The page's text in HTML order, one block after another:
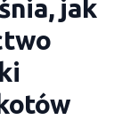
jak